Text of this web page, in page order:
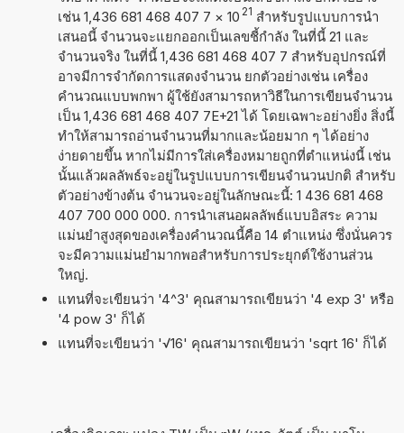
เช่น 1,436 681 468 407 7 × 10 21 สำหรับรูปแบบการนำ
เสนอนี้ จำนวนจะแยกออกเป็นเลขชี้กำลัง ในที่นี้ 21 และ
จำนวนจริง ในที่นี้ 1,436 681 468 407 7 สำหรับอุปกรณ์ที่
อาจมีการจำกัดการแสดงจำนวน ยกตัวอย่างเช่น เครื่อง
คำนวณแบบพกพา ผู้ใช้ยังสามารถหาวิธีในการเขียนจำนวน
เป็น 1,436 681 468 407 7E+21 ได้ โดยเฉพาะอย่างยิ่ง สิ่งนี้
ทำให้สามารถอ่านจำนวนที่มากและน้อยมาก ๆ ได้อย่าง
ง่ายดายขึ้น หากไม่มีการใส่เครื่องหมายถูกที่ตำแหน่งนี้ เช่น
นั้นแล้วผลลัพธ์จะอยู่ในรูปแบบการเขียนจำนวนปกติ สำหรับ
ตัวอย่างข้างต้น จำนวนจะอยู่ในลักษณะนี้: 1 436 681 468
407 700 000 000. การนำเสนอผลลัพธ์แบบอิสระ ความ
แม่นยำสูงสุดของเครื่องคำนวณนี้คือ 14 ตำแหน่ง ซึ่งนั่นควร
จะมีความแม่นยำมากพอสำหรับการประยุกต์ใช้งานส่วน
ใหญ่.
แทนที่จะเขียนว่า '4^3' คุณสามารถเขียนว่า '4 exp 3' หรือ
'4 pow 3' ก็ได้
แทนที่จะเขียนว่า '√16' คุณสามารถเขียนว่า 'sqrt 16' ก็ได้